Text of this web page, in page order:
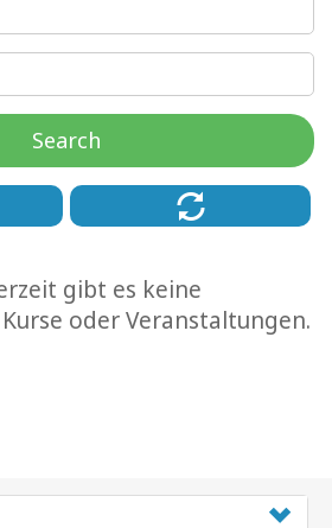
Search
gibt es keine
oder Veranstaltungen.